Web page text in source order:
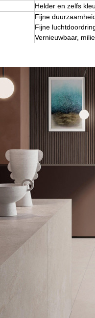
Helder en zelfs
Fijne
Fijne
Vernieuwbaar,